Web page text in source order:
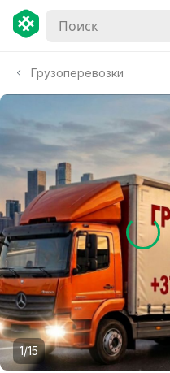
Грузоперевозки
1/15